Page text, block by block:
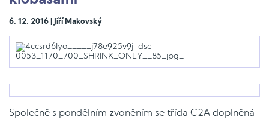
6. 12. 2016 | Jiří Makovský
Společně s pondělním zvoněním se třída C2A doplněná